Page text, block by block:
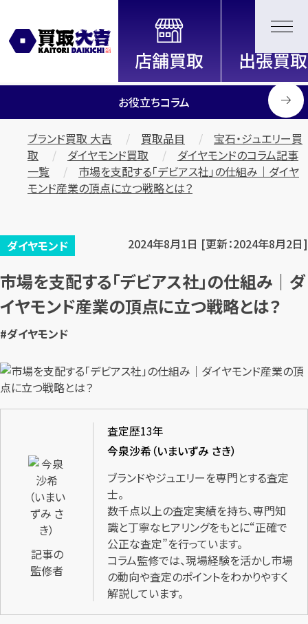
全国2200店舗以上展開中！
信頼と実績の買取専門店「買取大
吉」
お役立ちコラム
ブランド買取 大吉 買取品目
宝石・ジュエリー買
取
ダイヤモンド買取
ダイヤモンドのコラム記事
一覧
市場を支配する「デビアス社」の仕組み｜ダイヤ
モンド産業の頂点に立つ戦略とは？
ダイヤモンド 2024年8月1日 [更新：2024年8月2日]
市場を支配する「デビアス社」の仕組み｜ダ
イヤモンド産業の頂点に立つ戦略とは？
#ダイヤモンド
記事の
監修者
査定歴13年
今泉沙希（いまいずみ さき）
ブランドやジュエリーを専門とする査定
士。
数千点以上の査定実績を持ち、専門知
識と丁寧なヒアリングをもとに“正確で
公正な査定”を行っています。
コラム監修では、現場経験を活かし市場
の動向や査定のポイントをわかりやすく
解説しています。